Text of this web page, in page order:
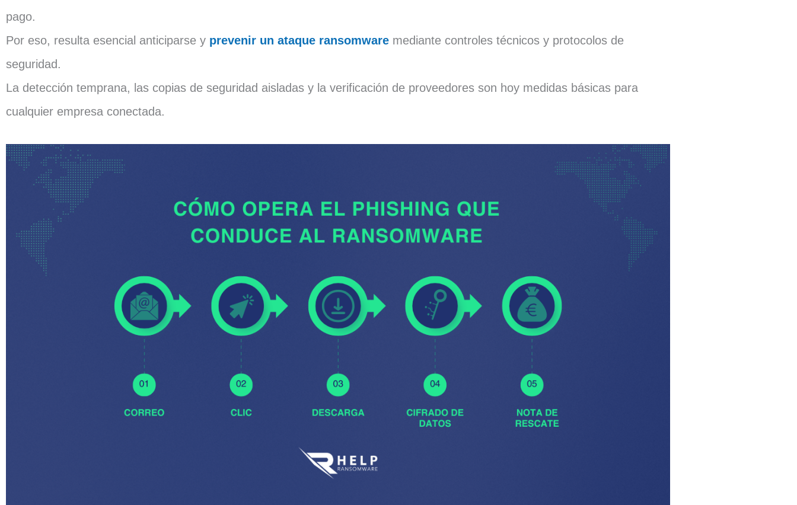
pago.
Por eso, resulta esencial anticiparse y prevenir un ataque ransomware mediante controles técnicos y protocolos de
seguridad.
La detección temprana, las copias de seguridad aisladas y la verificación de proveedores son hoy medidas básicas para
cualquier empresa conectada.